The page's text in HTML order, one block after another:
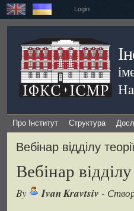
Login
Про Інститут Структура
Вебінар відділу
Вебінар
By Ivan Kravtsiv -